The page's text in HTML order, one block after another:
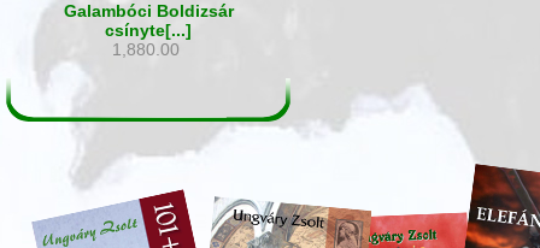
Galambóci Boldizsár
csínyte[...]
1,880.00